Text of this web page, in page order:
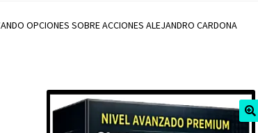
OPCIONES SOBRE ACCIONES ALEJANDRO CARDONA